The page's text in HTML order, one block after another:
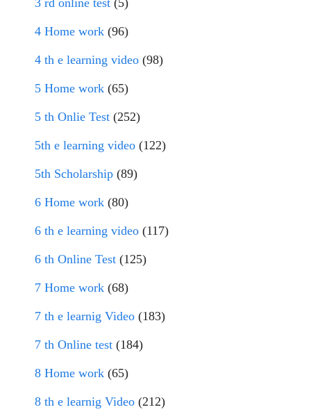
3 rd online test (5)
4 Home work (96)
4 th e learning video (98)
5 Home work (65)
5 th Onlie Test (252)
5th e learning video (122)
5th Scholarship (89)
6 Home work (80)
6 th e learning video (117)
6 th Online Test (125)
7 Home work (68)
7 th e learnig Video (183)
7 th Online test (184)
8 Home work (65)
8 th e learnig Video (212)